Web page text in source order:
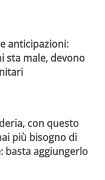
anticipazioni:
sta male, devono
con questo
più bisogno di
basta aggiungerlo